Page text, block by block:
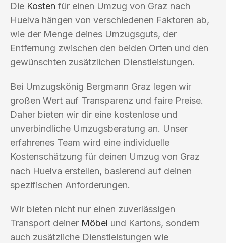
Die Kosten für einen Umzug von Graz nach
Huelva hängen von verschiedenen Faktoren ab,
wie der Menge deines Umzugsguts, der
Entfernung zwischen den beiden Orten und den
gewünschten zusätzlichen Dienstleistungen.
Bei Umzugskönig Bergmann Graz legen wir
großen Wert auf Transparenz und faire Preise.
Daher bieten wir dir eine kostenlose und
unverbindliche Umzugsberatung an. Unser
erfahrenes Team wird eine individuelle
Kostenschätzung für deinen Umzug von Graz
nach Huelva erstellen, basierend auf deinen
spezifischen Anforderungen.
Wir bieten nicht nur einen zuverlässigen
Transport deiner Möbel und Kartons, sondern
auch zusätzliche Dienstleistungen wie